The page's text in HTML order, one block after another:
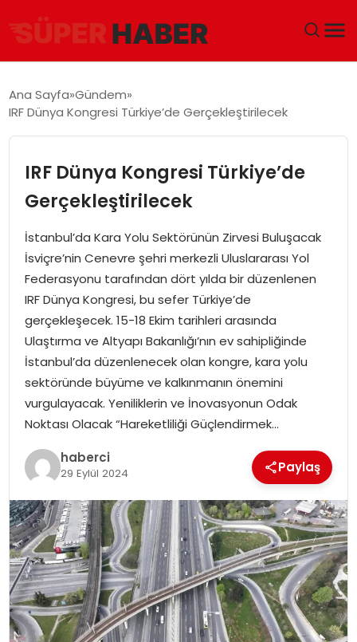
GÜNDEM
DÜNYA
EĞITIM
EKONOMI
MAGAZIN
SAĞLIK
SIYASET
SPOR
TEKNOLOJI
Ana Sayfa Gündem
IRF Dünya Kongresi Türkiye’de Gerçekleştirilecek
IRF Dünya Kongresi Türkiye’de
Gerçekleştirilecek
İstanbul’da Kara Yolu Sektörünün Zirvesi Buluşacak
İsviçre’nin Cenevre şehri merkezli Uluslararası Yol
Federasyonu tarafından dört yılda bir düzenlenen
IRF Dünya Kongresi, bu sefer Türkiye’de
gerçekleşecek. 15-18 Ekim tarihleri arasında
Ulaştırma ve Altyapı Bakanlığı’nın ev sahipliğinde
İstanbul’da düzenlenecek olan kongre, kara yolu
sektöründe büyüme ve kalkınmanın önemini
vurgulayacak. Yeniliklerin ve İnovasyonun Odak
Noktası Olacak “Hareketliliği Güçlendirmek…
haberci
29 Eylül 2024 Paylaş